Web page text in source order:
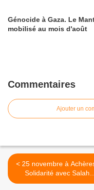
Génocide à Gaza. Le
mobilisé au mois d'août
Commentaires
Ajouter un
< 25 novembre à Achères.
Solidarité avec Salah
Hamouri et les